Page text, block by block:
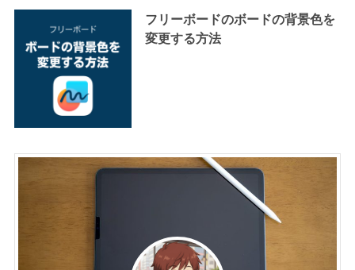
フリーボードのボードの背景色を
変更する方法